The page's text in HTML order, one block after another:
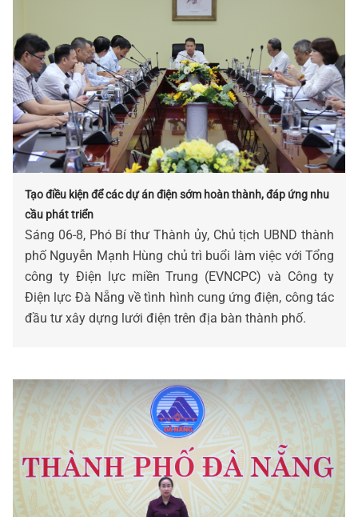
Tạo điều kiện để các dự án điện sớm hoàn thành, đáp ứng nhu
cầu phát triển
Sáng 06-8, Phó Bí thư Thành ủy, Chủ tịch UBND thành
phố Nguyễn Mạnh Hùng chủ trì buổi làm việc với Tổng
công ty Điện lực miền Trung (EVNCPC) và Công ty
Điện lực Đà Nẵng về tình hình cung ứng điện, công tác
đầu tư xây dựng lưới điện trên địa bàn thành phố.